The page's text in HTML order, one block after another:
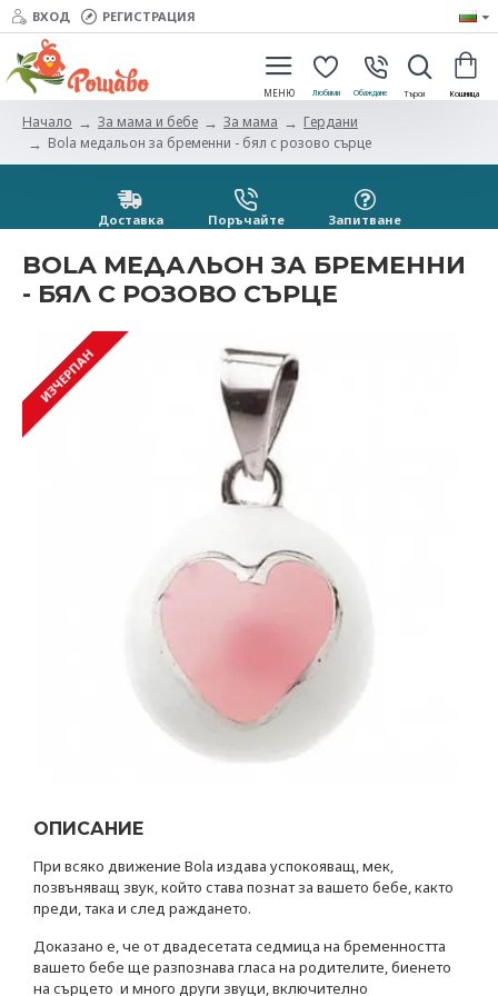
ВХОД РЕГИСТРАЦИЯ
Начало За мама и бебе За мама
Гердани
Bola медальон за бременни - бял с розово сърце
Доставка Поръчайте Запитванe
BOLA МЕДАЛЬОН ЗА БРЕМЕННИ
- БЯЛ С РОЗОВО СЪРЦЕ
ИЗЧЕРПАН
ОПИСАНИЕ
При всяко движение Bola издава успокояващ, мек,
позвъняващ звук, който става познат за вашето бебе, както
преди, така и след раждането.
Доказано е, че от двадесетата седмица на бременността
вашето бебе ще разпознава гласа на родителите, биенето
на сърцето и много други звуци, включително